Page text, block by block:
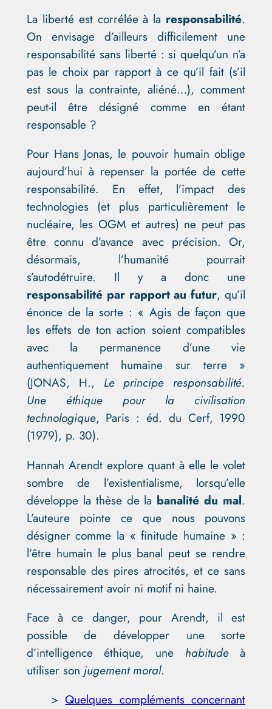
La liberté est corrélée à la responsabilité.
On envisage d’ailleurs difficilement une
responsabilité sans liberté : si quelqu’un n’a
pas le choix par rapport à ce qu’il fait (s’il
est sous la contrainte, aliéné…), comment
peut-il être désigné comme en étant
responsable ?
Pour Hans Jonas, le pouvoir humain oblige
aujourd’hui à repenser la portée de cette
responsabilité. En effet, l’impact des
technologies (et plus particulièrement le
nucléaire, les OGM et autres) ne peut pas
être connu d’avance avec précision. Or,
désormais, l’humanité pourrait
s’autodétruire. Il y a donc une
responsabilité par rapport au futur, qu’il
énonce de la sorte : « Agis de façon que
les effets de ton action soient compatibles
avec la permanence d’une vie
authentiquement humaine sur terre »
(JONAS, H., Le principe responsabilité.
Une éthique pour la civilisation
technologique, Paris : éd. du Cerf, 1990
(1979), p. 30).
Hannah Arendt explore quant à elle le volet
sombre de l’existentialisme, lorsqu’elle
développe la thèse de la banalité du mal.
L’auteure pointe ce que nous pouvons
désigner comme la « finitude humaine » :
l’être humain le plus banal peut se rendre
responsable des pires atrocités, et ce sans
nécessairement avoir ni motif ni haine.
Face à ce danger, pour Arendt, il est
possible de développer une sorte
d’intelligence éthique, une habitudeà
utiliser son jugement moral.
>Quelques compléments concernant